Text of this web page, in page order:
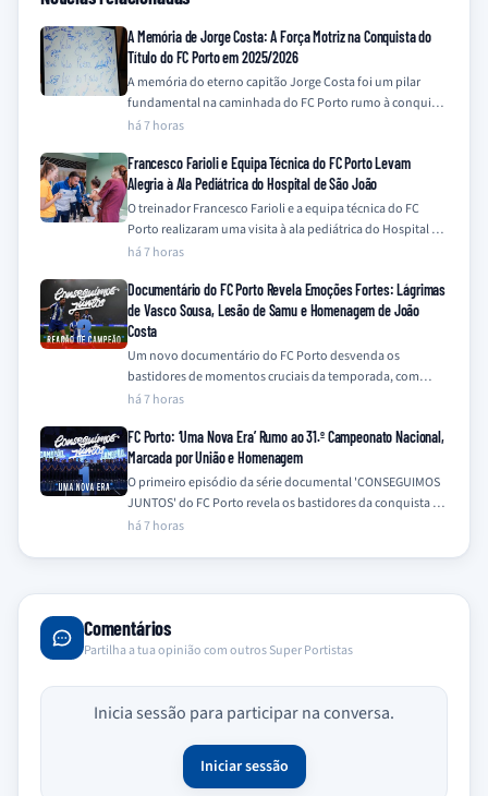
A Memória de Jorge Costa: A Força Motriz na Conquista do
Título do FC Porto em 2025/2026
A memória do eterno capitão Jorge Costa foi um pilar
fundamental na caminhada do FC Porto rumo à conquista
do título da…
há 7 horas
Francesco Farioli e Equipa Técnica do FC Porto Levam
Alegria à Ala Pediátrica do Hospital de São João
O treinador Francesco Farioli e a equipa técnica do FC
Porto realizaram uma visita à ala pediátrica do Hospital de
São João,…
há 7 horas
Documentário do FC Porto Revela Emoções Fortes: Lágrimas
de Vasco Sousa, Lesão de Samu e Homenagem de João
Costa
Um novo documentário do FC Porto desvenda os
bastidores de momentos cruciais da temporada, com
destaque para a emotiva recuperação de Vasco…
há 7 horas
FC Porto: ‘Uma Nova Era’ Rumo ao 31.º Campeonato Nacional,
Marcada por União e Homenagem
O primeiro episódio da série documental 'CONSEGUIMOS
JUNTOS' do FC Porto revela os bastidores da conquista do
31.º Campeonato Nacional na época…
há 7 horas
Comentários
Partilha a tua opinião com outros Super Portistas
Inicia sessão para participar na conversa.
Iniciar sessão